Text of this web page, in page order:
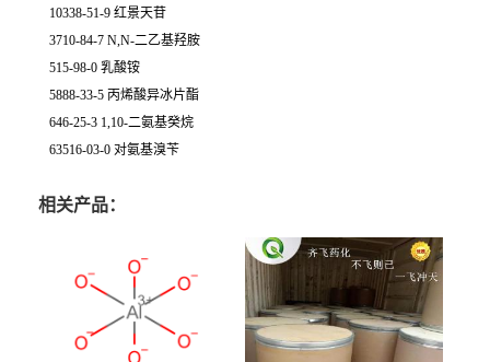
10338-51-9 红景天苷
3710-84-7 N,N-二乙基羟胺
515-98-0 乳酸铵
5888-33-5 丙烯酸异冰片酯
646-25-3 1,10-二氨基癸烷
63516-03-0 对氨基溴苄
相关产品：